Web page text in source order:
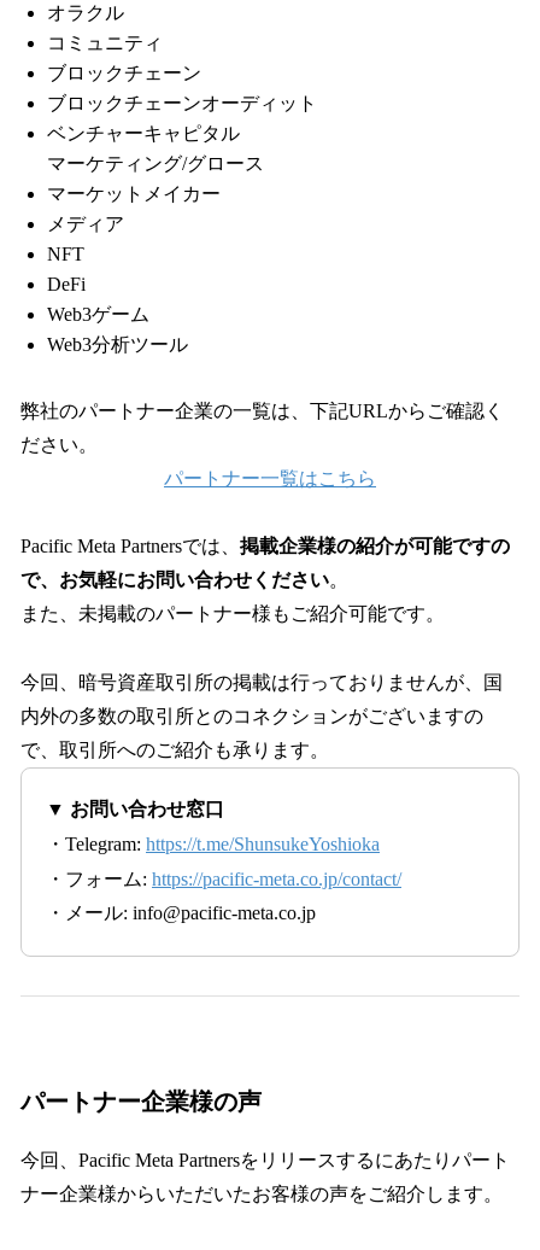
オラクル
コミュニティ
ブロックチェーン
ブロックチェーンオーディット
ベンチャーキャピタル
マーケティング/グロース
マーケットメイカー
メディア
NFT
DeFi
Web3ゲーム
Web3分析ツール
弊社のパートナー企業の一覧は、下記URLからご確認く
ださい。
パートナー一覧はこちら
Pacific Meta Partnersでは、 掲載企業様の紹介が可能ですの
で、お気軽にお問い合わせください。
また、未掲載のパートナー様もご紹介可能です。
今回、暗号資産取引所の掲載は行っておりませんが、国
内外の多数の取引所とのコネクションがございますの
で、取引所へのご紹介も承ります。
▼ お問い合わせ窓口
・Telegram: https://t.me/ShunsukeYoshioka
・フォーム: https://pacific-meta.co.jp/contact/
・メール: info@pacific-meta.co.jp
パートナー企業様の声
今回、Pacific Meta Partnersをリリースするにあたりパート
ナー企業様からいただいたお客様の声をご紹介します。